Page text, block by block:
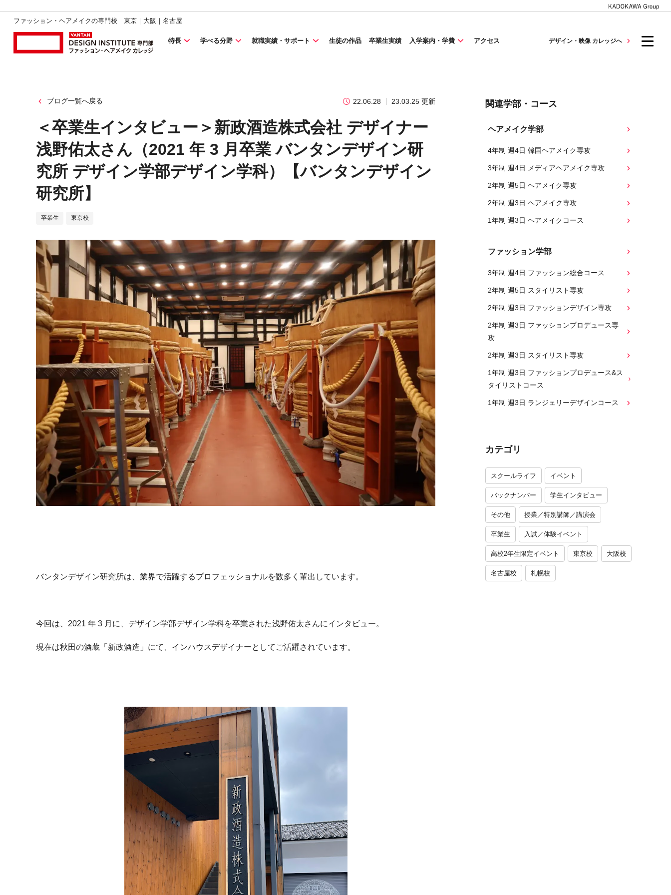
ファッション・ヘアメイクの専門校 東京｜大阪｜名古屋
特長 学べる分野 就職実績・サポート 生徒の作品 卒業生実績 入学案内・学費 アクセス デザイン・映像 カレッジへ
ブログ一覧へ戻る 22.06.28 23.03.25 更新
＜卒業生インタビュー＞新政酒造株式会社 デザイナー
浅野佑太さん（2021 年 3 月卒業 バンタンデザイン研
究所 デザイン学部デザイン学科）【バンタンデザイン
研究所】
卒業生 東京校
バンタンデザイン研究所は、業界で活躍するプロフェッショナルを数多く輩出しています。
今回は、2021 年 3 月に、デザイン学部デザイン学科を卒業された浅野佑太さんにインタビュー。
現在は秋田の酒蔵「新政酒造」にて、インハウスデザイナーとしてご活躍されています。
関連学部・コース
ヘアメイク学部
4年制 週4日 韓国ヘアメイク専攻
3年制 週4日 メディアヘアメイク専攻
2年制 週5日 ヘアメイク専攻
2年制 週3日 ヘアメイク専攻
1年制 週3日 ヘアメイクコース
ファッション学部
3年制 週4日 ファッション総合コース
2年制 週5日 スタイリスト専攻
2年制 週3日 ファッションデザイン専攻
2年制 週3日 ファッションプロデュース専
攻
2年制 週3日 スタイリスト専攻
1年制 週3日 ファッションプロデュース&ス
タイリストコース
1年制 週3日 ランジェリーデザインコース
カテゴリ
スクールライフ イベント
バックナンバー 学生インタビュー
その他 授業／特別講師／講演会
卒業生 入試／体験イベント
高校2年生限定イベント 東京校 大阪校
名古屋校 札幌校